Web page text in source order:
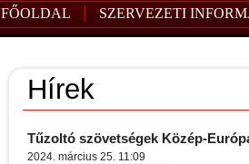
FŐOLDAL SZERVEZETI
Hírek
Tűzoltó szövetségek Közép-
2024. március 25. 11:09